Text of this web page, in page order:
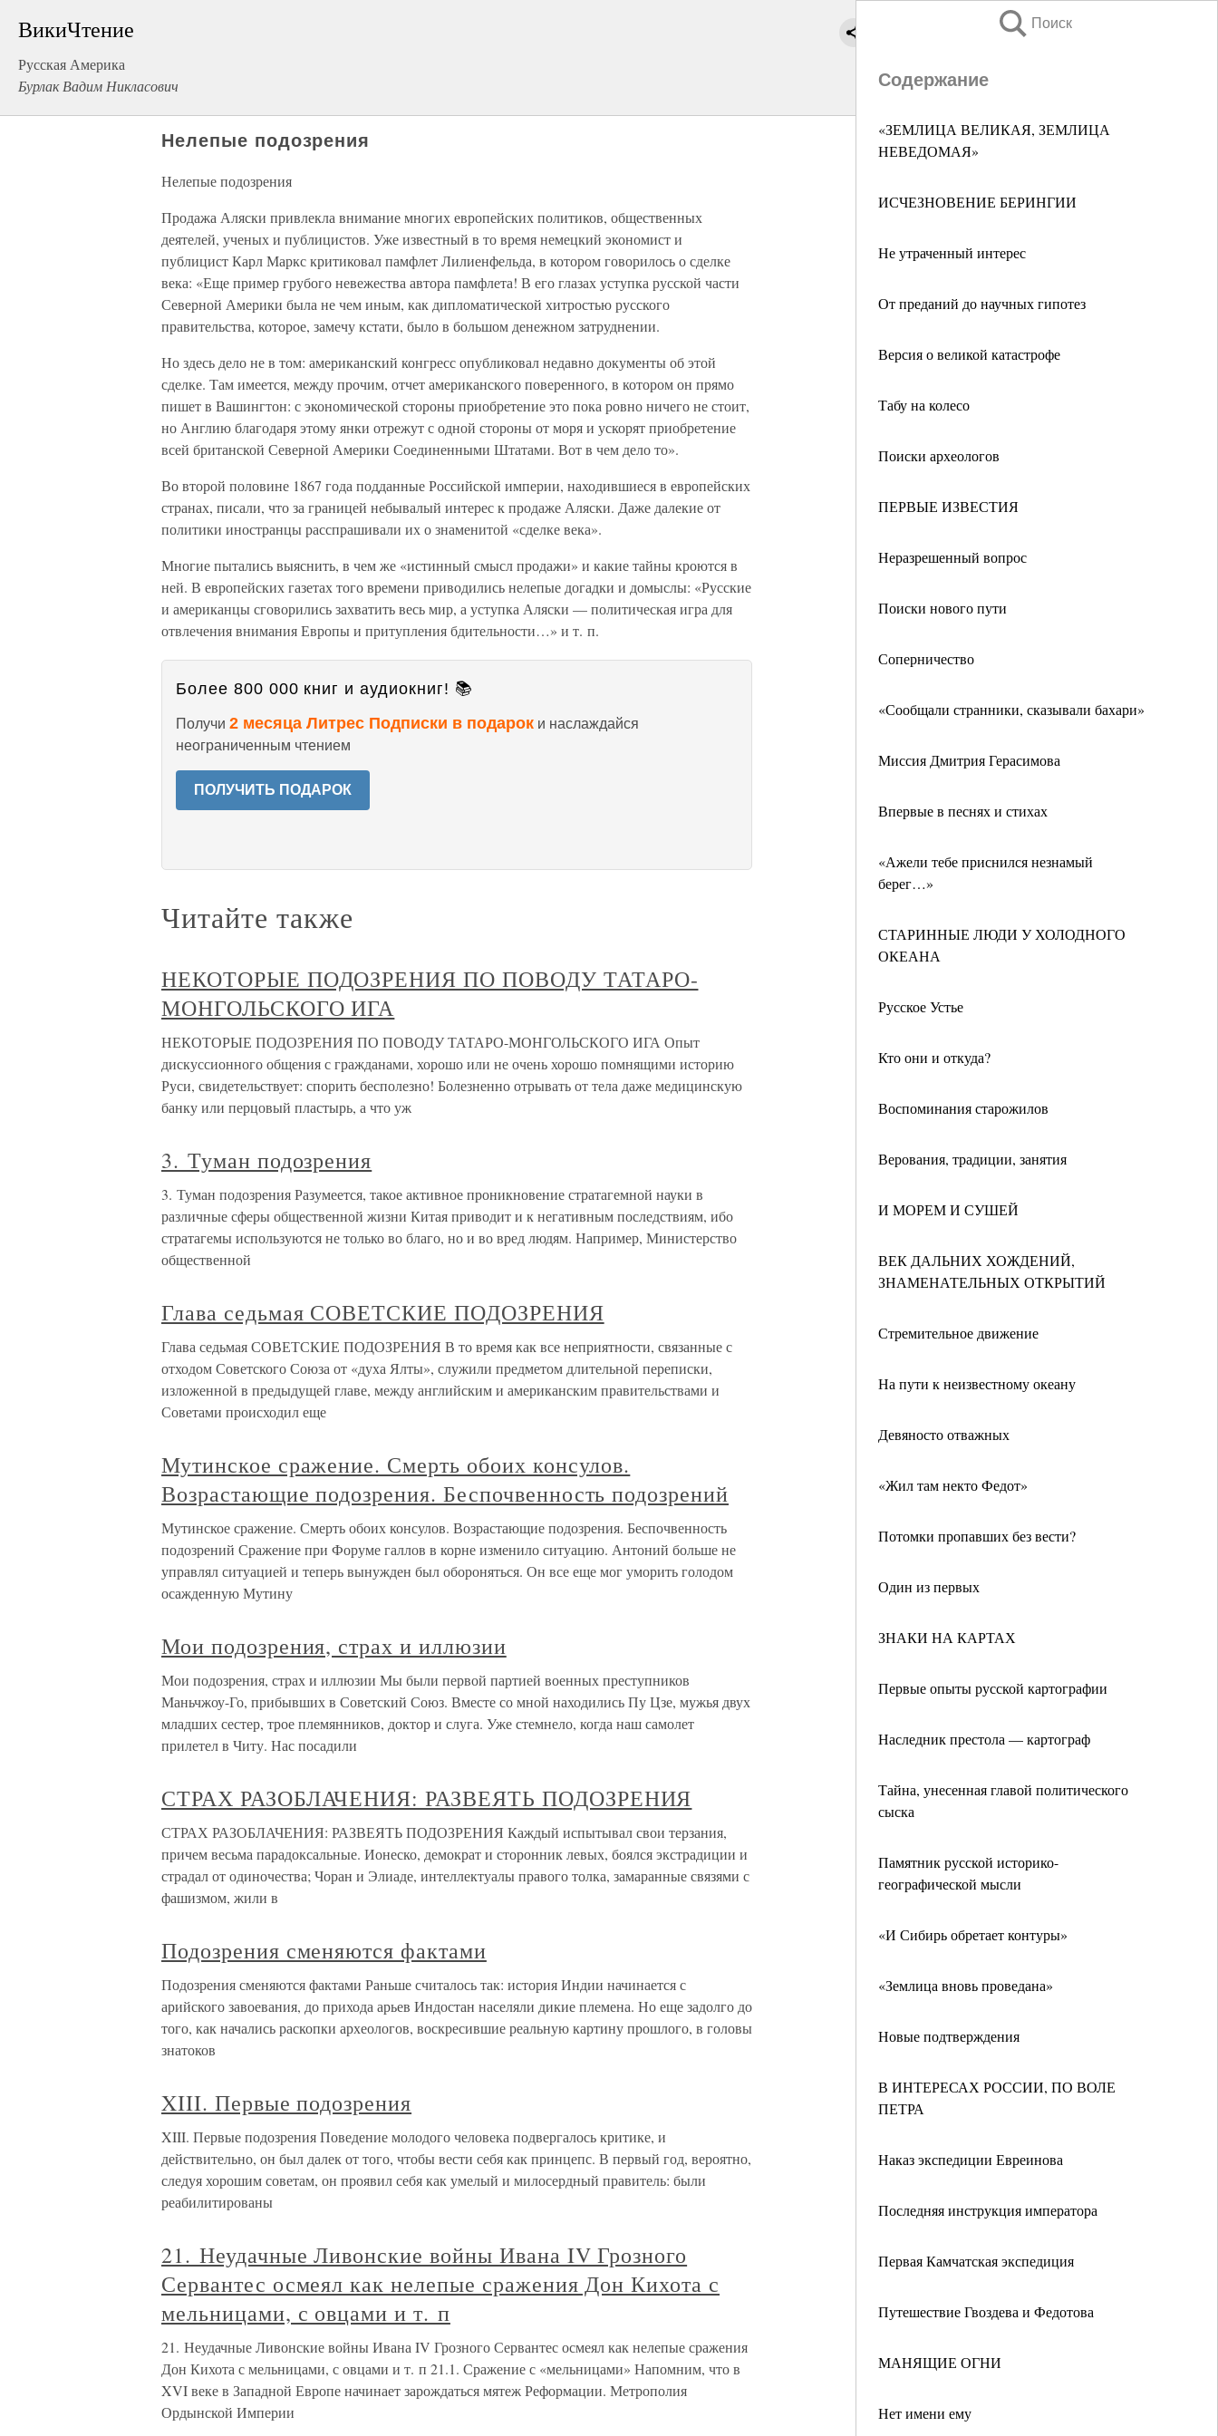
ВикиЧтение
Русская Америка
Бурлак Вадим Никласович
Поиск
Содержание
«ЗЕМЛИЦА ВЕЛИКАЯ, ЗЕМЛИЦА
НЕВЕДОМАЯ»
ИСЧЕЗНОВЕНИЕ БЕРИНГИИ
Не утраченный интерес
От преданий до научных гипотез
Версия о великой катастрофе
Табу на колесо
Поиски археологов
ПЕРВЫЕ ИЗВЕСТИЯ
Неразрешенный вопрос
Поиски нового пути
Соперничество
«Сообщали странники, сказывали бахари»
Миссия Дмитрия Герасимова
Впервые в песнях и стихах
«Ажели тебе приснился незнамый
берег…»
СТАРИННЫЕ ЛЮДИ У ХОЛОДНОГО
ОКЕАНА
Русское Устье
Кто они и откуда?
Воспоминания старожилов
Верования, традиции, занятия
И МОРЕМ И СУШЕЙ
ВЕК ДАЛЬНИХ ХОЖДЕНИЙ,
ЗНАМЕНАТЕЛЬНЫХ ОТКРЫТИЙ
Стремительное движение
На пути к неизвестному океану
Девяносто отважных
«Жил там некто Федот»
Потомки пропавших без вести?
Один из первых
ЗНАКИ НА КАРТАХ
Первые опыты русской картографии
Наследник престола — картограф
Тайна, унесенная главой политического
сыска
Памятник русской историко-
географической мысли
«И Сибирь обретает контуры»
«Землица вновь проведана»
Новые подтверждения
В ИНТЕРЕСАХ РОССИИ, ПО ВОЛЕ
ПЕТРА
Наказ экспедиции Евреинова
Последняя инструкция императора
Первая Камчатская экспедиция
Путешествие Гвоздева и Федотова
МАНЯЩИЕ ОГНИ
Нет имени ему
Нелепые подозрения
Нелепые подозрения
Продажа Аляски привлекла внимание многих европейских политиков, общественных
деятелей, ученых и публицистов. Уже известный в то время немецкий экономист и
публицист Карл Маркс критиковал памфлет Лилиенфельда, в котором говорилось о сделке
века: «Еще пример грубого невежества автора памфлета! В его глазах уступка русской части
Северной Америки была не чем иным, как дипломатической хитростью русского
правительства, которое, замечу кстати, было в большом денежном затруднении.
Но здесь дело не в том: американский конгресс опубликовал недавно документы об этой
сделке. Там имеется, между прочим, отчет американского поверенного, в котором он прямо
пишет в Вашингтон: с экономической стороны приобретение это пока ровно ничего не стоит,
но Англию благодаря этому янки отрежут с одной стороны от моря и ускорят приобретение
всей британской Северной Америки Соединенными Штатами. Вот в чем дело то».
Во второй половине 1867 года подданные Российской империи, находившиеся в европейских
странах, писали, что за границей небывалый интерес к продаже Аляски. Даже далекие от
политики иностранцы расспрашивали их о знаменитой «сделке века».
Многие пытались выяснить, в чем же «истинный смысл продажи» и какие тайны кроются в
ней. В европейских газетах того времени приводились нелепые догадки и домыслы: «Русские
и американцы сговорились захватить весь мир, а уступка Аляски — политическая игра для
отвлечения внимания Европы и притупления бдительности…» и т. п.
Более 800 000 книг и аудиокниг! 📚
Получи 2 месяца Литрес Подписки в подарок и наслаждайся
неограниченным чтением
ПОЛУЧИТЬ ПОДАРОК
Читайте также
НЕКОТОРЫЕ ПОДОЗРЕНИЯ ПО ПОВОДУ ТАТАРО-
МОНГОЛЬСКОГО ИГА
НЕКОТОРЫЕ ПОДОЗРЕНИЯ ПО ПОВОДУ ТАТАРО-МОНГОЛЬСКОГО ИГА Опыт
дискуссионного общения с гражданами, хорошо или не очень хорошо помнящими историю
Руси, свидетельствует: спорить бесполезно! Болезненно отрывать от тела даже медицинскую
банку или перцовый пластырь, а что уж
3. Туман подозрения
3. Туман подозрения Разумеется, такое активное проникновение стратагемной науки в
различные сферы общественной жизни Китая приводит и к негативным последствиям, ибо
стратагемы используются не только во благо, но и во вред людям. Например, Министерство
общественной
Глава седьмая СОВЕТСКИЕ ПОДОЗРЕНИЯ
Глава седьмая СОВЕТСКИЕ ПОДОЗРЕНИЯ В то время как все неприятности, связанные с
отходом Советского Союза от «духа Ялты», служили предметом длительной переписки,
изложенной в предыдущей главе, между английским и американским правительствами и
Советами происходил еще
Мутинское сражение. Смерть обоих консулов.
Возрастающие подозрения. Беспочвенность подозрений
Мутинское сражение. Смерть обоих консулов. Возрастающие подозрения. Беспочвенность
подозрений Сражение при Форуме галлов в корне изменило ситуацию. Антоний больше не
управлял ситуацией и теперь вынужден был обороняться. Он все еще мог уморить голодом
осажденную Мутину
Мои подозрения, страх и иллюзии
Мои подозрения, страх и иллюзии Мы были первой партией военных преступников
Маньчжоу-Го, прибывших в Советский Союз. Вместе со мной находились Пу Цзе, мужья двух
младших сестер, трое племянников, доктор и слуга. Уже стемнело, когда наш самолет
прилетел в Читу. Нас посадили
СТРАХ РАЗОБЛАЧЕНИЯ: РАЗВЕЯТЬ ПОДОЗРЕНИЯ
СТРАХ РАЗОБЛАЧЕНИЯ: РАЗВЕЯТЬ ПОДОЗРЕНИЯ Каждый испытывал свои терзания,
причем весьма парадоксальные. Ионеско, демократ и сторонник левых, боялся экстрадиции и
страдал от одиночества; Чоран и Элиаде, интеллектуалы правого толка, замаранные связями с
фашизмом, жили в
Подозрения сменяются фактами
Подозрения сменяются фактами Раньше считалось так: история Индии начинается с
арийского завоевания, до прихода арьев Индостан населяли дикие племена. Но еще задолго до
того, как начались раскопки археологов, воскресившие реальную картину прошлого, в головы
знатоков
XIII. Первые подозрения
XIII. Первые подозрения Поведение молодого человека подвергалось критике, и
действительно, он был далек от того, чтобы вести себя как принцепс. В первый год, вероятно,
следуя хорошим советам, он проявил себя как умелый и милосердный правитель: были
реабилитированы
21. Неудачные Ливонские войны Ивана IV Грозного
Сервантес осмеял как нелепые сражения Дон Кихота с
мельницами, с овцами и т. п
21. Неудачные Ливонские войны Ивана IV Грозного Сервантес осмеял как нелепые сражения
Дон Кихота с мельницами, с овцами и т. п 21.1. Сражение с «мельницами» Напомним, что в
XVI веке в Западной Европе начинает зарождаться мятеж Реформации. Метрополия
Ордынской Империи